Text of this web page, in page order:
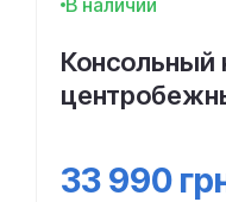
В наличии
Консольный
33 990